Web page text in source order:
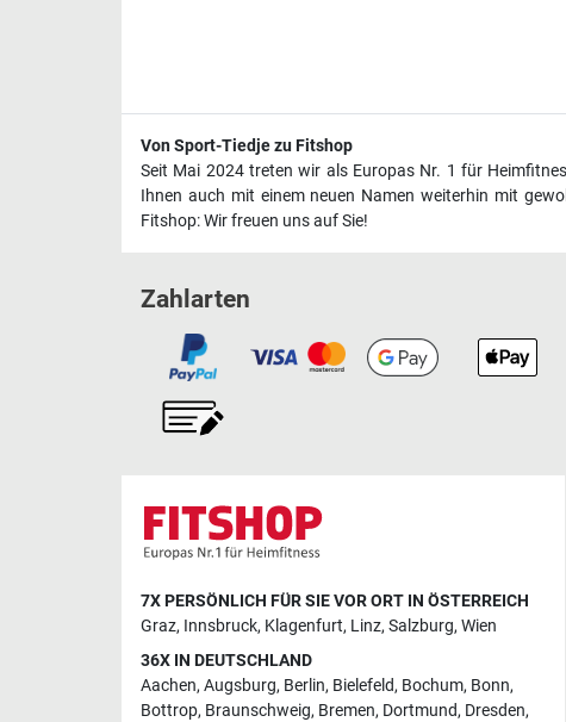
Von Sport-Tiedje zu Fitshop
Seit Mai 2024 treten wir als Europas Nr. 1 für
Ihnen auch mit einem neuen Namen weiterhin mit
Fitshop: Wir freuen uns auf Sie!
Zahlarten
7X PERSÖNLICH FÜR SIE VOR ORT IN ÖSTERREICH
Graz, Innsbruck, Klagenfurt, Linz, Salzburg, Wien
36X IN DEUTSCHLAND
Aachen, Augsburg, Berlin, Bielefeld, Bochum, Bonn,
Bottrop, Braunschweig, Bremen, Dortmund, Dresden,